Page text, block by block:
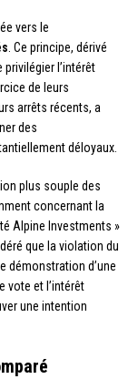
vers le
. Ce principe, dérivé
l’intérêt
de leurs
arrêts récents, a
des
déloyaux.
plus souple des
concernant la
Alpine Investments »
que la violation du
démonstration d’une
vote et l’intérêt
une intention